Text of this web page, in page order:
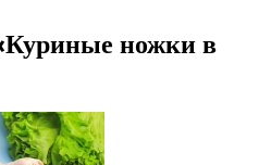
ножки в